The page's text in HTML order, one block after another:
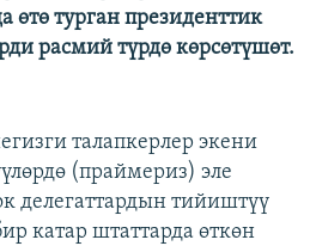
өтө турган президенттик
расмий түрдө көрсөтүшөт.
талапкерлер экени
(праймериз) эле
делегаттардын тийиштүү
катар штаттарда өткөн